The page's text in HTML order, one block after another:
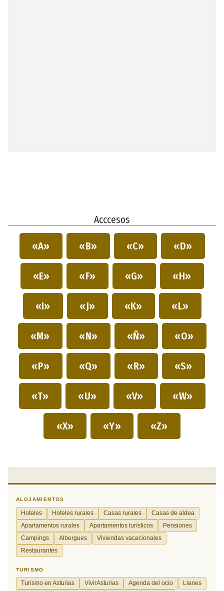
Acccesos
«A» «B» «C» «D»
«E» «F» «G» «H»
«I» «J» «K» «L»
«M» «N» «Ñ» «O»
«P» «Q» «R» «S»
«T» «U» «V» «W»
«X» «Y» «Z»